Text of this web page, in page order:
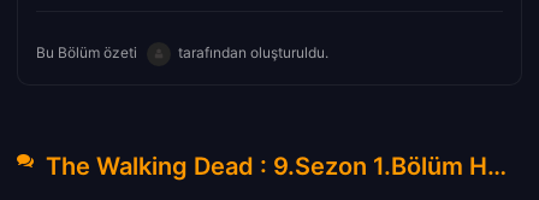
Bu Bölüm özeti tarafından oluşturuldu.
The Walking Dead : 9.Sezon 1.Bölüm Hakkında Yorumlar